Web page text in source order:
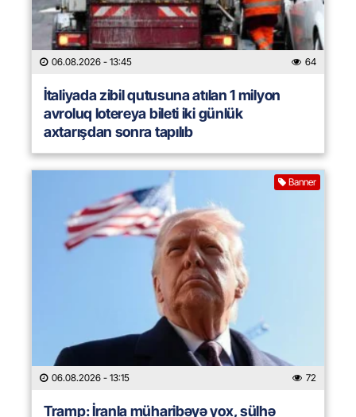
06.08.2026 - 13:45 64
İtaliyada zibil qutusuna atılan 1 milyon
avroluq lotereya bileti iki günlük
axtarışdan sonra tapılıb
Banner
06.08.2026 - 13:15 72
Tramp: İranla müharibəyə yox, sülhə